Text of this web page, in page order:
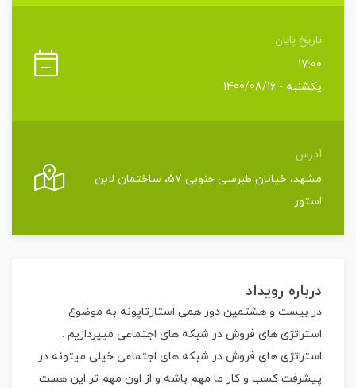
تاریخ پایان
17:00
یکشنبه - 1400/08/16
آدرس
مشهد، خیابان طبرسی جنوبی 57، ساختمان لاین
استور
درباره رویداد
در بیست و هشتمین دور همی استارتاپونه به موضوع
استراتژی های فروش در شبکه های اجتماعی میپردازیم .
استراتژی های فروش در شبکه های اجتماعی خیلی میتونه در
پیشرفت کسب و کار ما مهم باشه و از اون مهم تر این هست